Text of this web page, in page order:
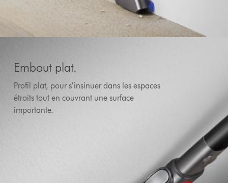
Embout plat.
Profil plat, pour s’insinuer dans les espaces
étroits tout en couvrant une surface
importante.